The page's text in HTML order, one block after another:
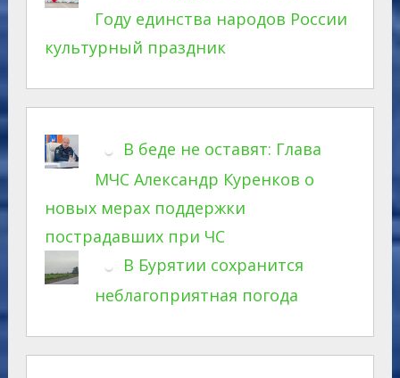
Году единства народов России
культурный праздник
В беде не оставят: Глава
МЧС Александр Куренков о
новых мерах поддержки
пострадавших при ЧС
В Бурятии сохранится
неблагоприятная погода